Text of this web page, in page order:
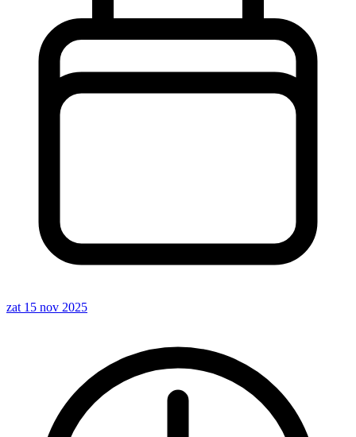
zat 15 nov 2025